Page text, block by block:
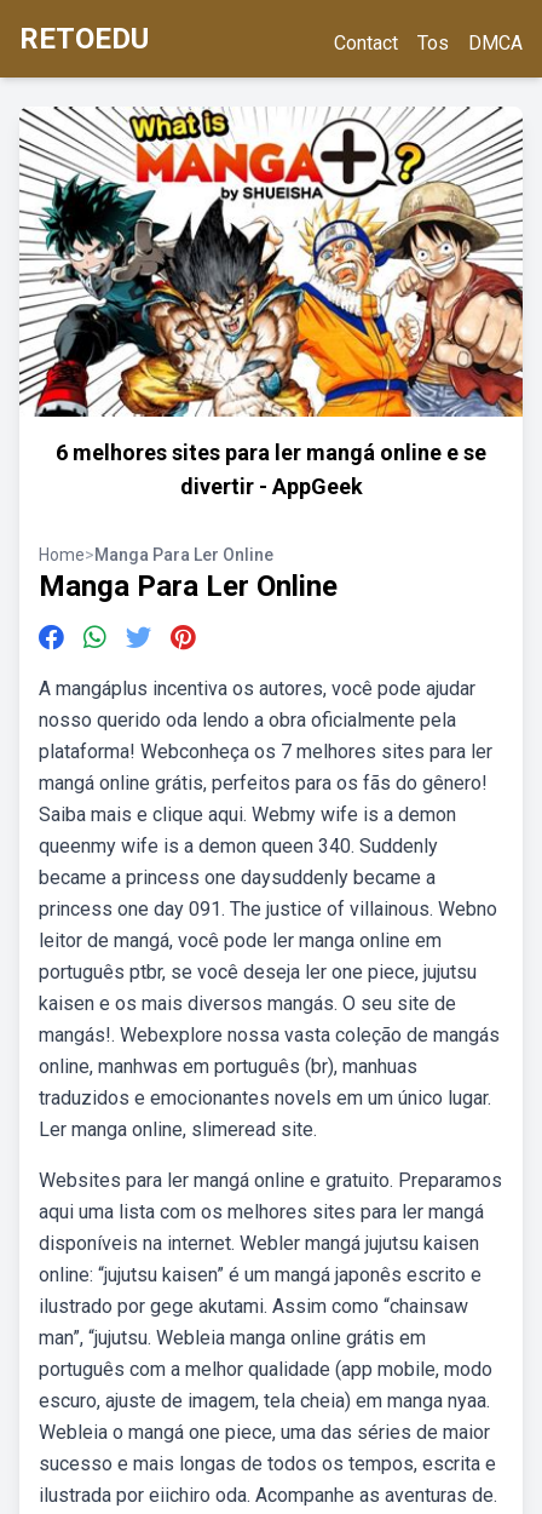
RETOEDU Contact Tos DMCA
6 melhores sites para ler mangá online e se
divertir - AppGeek
Home>Manga Para Ler Online
Manga Para Ler Online
A mangáplus incentiva os autores, você pode ajudar
nosso querido oda lendo a obra oficialmente pela
plataforma! Webconheça os 7 melhores sites para ler
mangá online grátis, perfeitos para os fãs do gênero!
Saiba mais e clique aqui. Webmy wife is a demon
queenmy wife is a demon queen 340. Suddenly
became a princess one daysuddenly became a
princess one day 091. The justice of villainous. Webno
leitor de mangá, você pode ler manga online em
português ptbr, se você deseja ler one piece, jujutsu
kaisen e os mais diversos mangás. O seu site de
mangás!. Webexplore nossa vasta coleção de mangás
online, manhwas em português (br), manhuas
traduzidos e emocionantes novels em um único lugar.
Ler manga online, slimeread site.
Websites para ler mangá online e gratuito. Preparamos
aqui uma lista com os melhores sites para ler mangá
disponíveis na internet. Webler mangá jujutsu kaisen
online: “jujutsu kaisen” é um mangá japonês escrito e
ilustrado por gege akutami. Assim como “chainsaw
man”, “jujutsu. Webleia manga online grátis em
português com a melhor qualidade (app mobile, modo
escuro, ajuste de imagem, tela cheia) em manga nyaa.
Webleia o mangá one piece, uma das séries de maior
sucesso e mais longas de todos os tempos, escrita e
ilustrada por eiichiro oda. Acompanhe as aventuras de.